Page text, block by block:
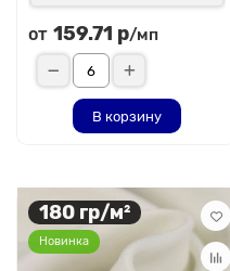
от 159.71 р/мп
В корзину
180 гр/м²
Новинка